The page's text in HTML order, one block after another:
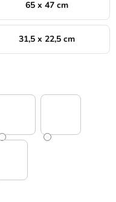
65 x 47 cm
31,5 x 22,5 cm